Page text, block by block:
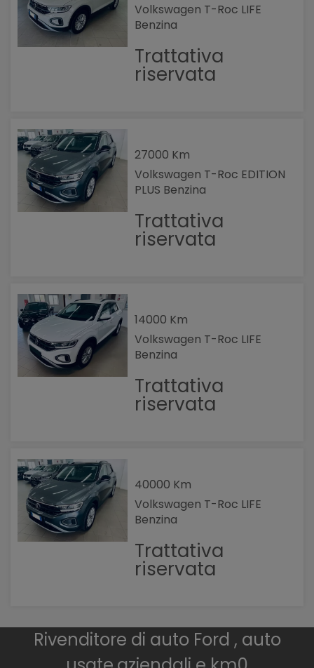
Volkswagen T-Roc LIFE
Benzina
Trattativa
riservata
27000 Km
Volkswagen T-Roc EDITION
PLUS Benzina
Trattativa
riservata
14000 Km
Volkswagen T-Roc LIFE
Benzina
Trattativa
riservata
40000 Km
Volkswagen T-Roc LIFE
Benzina
Trattativa
riservata
Rivenditore di auto Ford , auto